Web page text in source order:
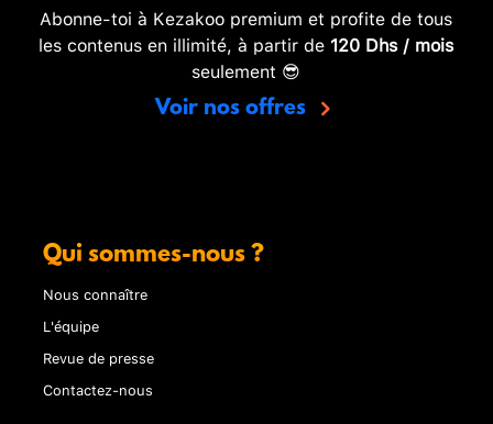
Abonne-toi à Kezakoo premium et profite de tous
les contenus en illimité, à partir de 120 Dhs / mois
seulement 😎
Voir nos offres
Qui sommes-nous ?
Nous connaître
L'équipe
Revue de presse
Contactez-nous